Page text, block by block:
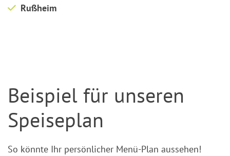
Rußheim
Beispiel für unseren
Speiseplan
So könnte Ihr persönlicher Menü-Plan aussehen!